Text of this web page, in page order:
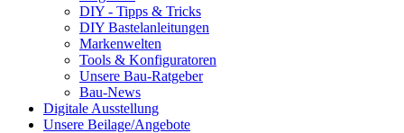
DIY - Tipps & Tricks
DIY Bastelanleitungen
Markenwelten
Tools & Konfiguratoren
Unsere Bau-Ratgeber
Bau-News
Digitale Ausstellung
Unsere Beilage/Angebote